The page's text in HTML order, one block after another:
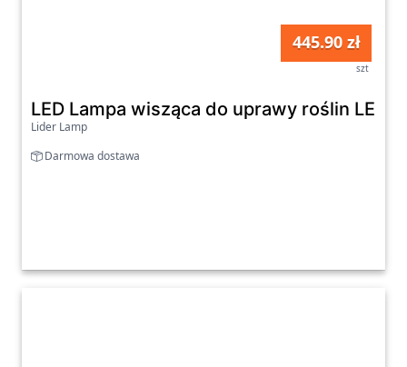
445.90 zł
szt
LED Lampa wisząca do uprawy roślin LED/
Lider Lamp
Darmowa dostawa